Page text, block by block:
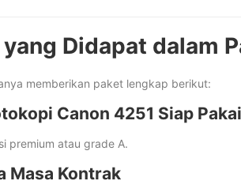
Didapat dalam
memberikan paket lengkap berikut:
Canon 4251 Siap Pakai
premium atau grade A.
Masa Kontrak